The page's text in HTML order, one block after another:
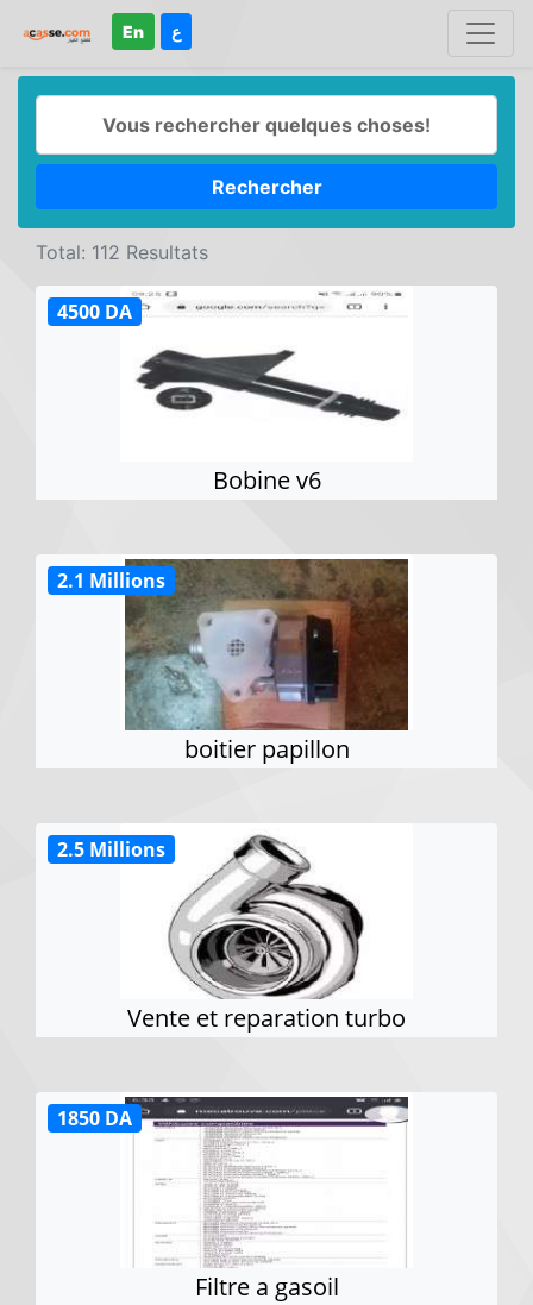
En ع
Rechercher
Total: 112 Resultats
Bobine v6
4500 DA
boitier papillon
2.1 Millions
Vente et reparation turbo
2.5 Millions
Filtre a gasoil
1850 DA